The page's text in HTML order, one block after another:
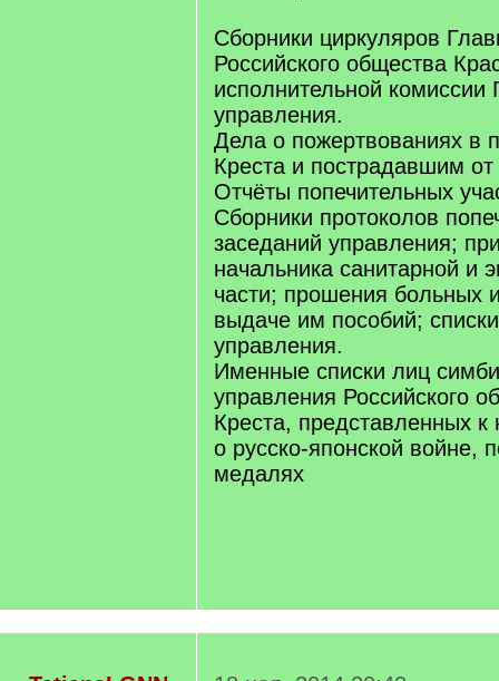
Сборники циркуляров
Российского общества
исполнительной комиссии
управления.
Дела о пожертвованиях в
Креста и пострадавшим
Отчёты попечительных
Сборники протоколов
заседаний управления;
начальника санитарной и
части; прошения больных
выдаче им пособий;
управления.
Именные списки лиц
управления Российского
Креста, представленных к
о русско-японской войне,
медалях